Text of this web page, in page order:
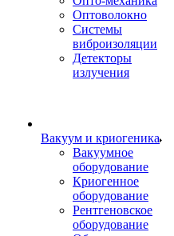
Оптоволокно
Системы
виброизоляции
Детекторы
излучения
Вакуум и криогеника
Вакуумное
оборудование
Криогенное
оборудование
Рентгеновское
оборудование